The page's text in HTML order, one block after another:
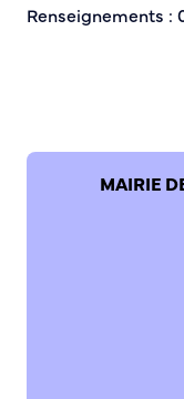
Renseignements :
MAIRIE
Plan de Ville